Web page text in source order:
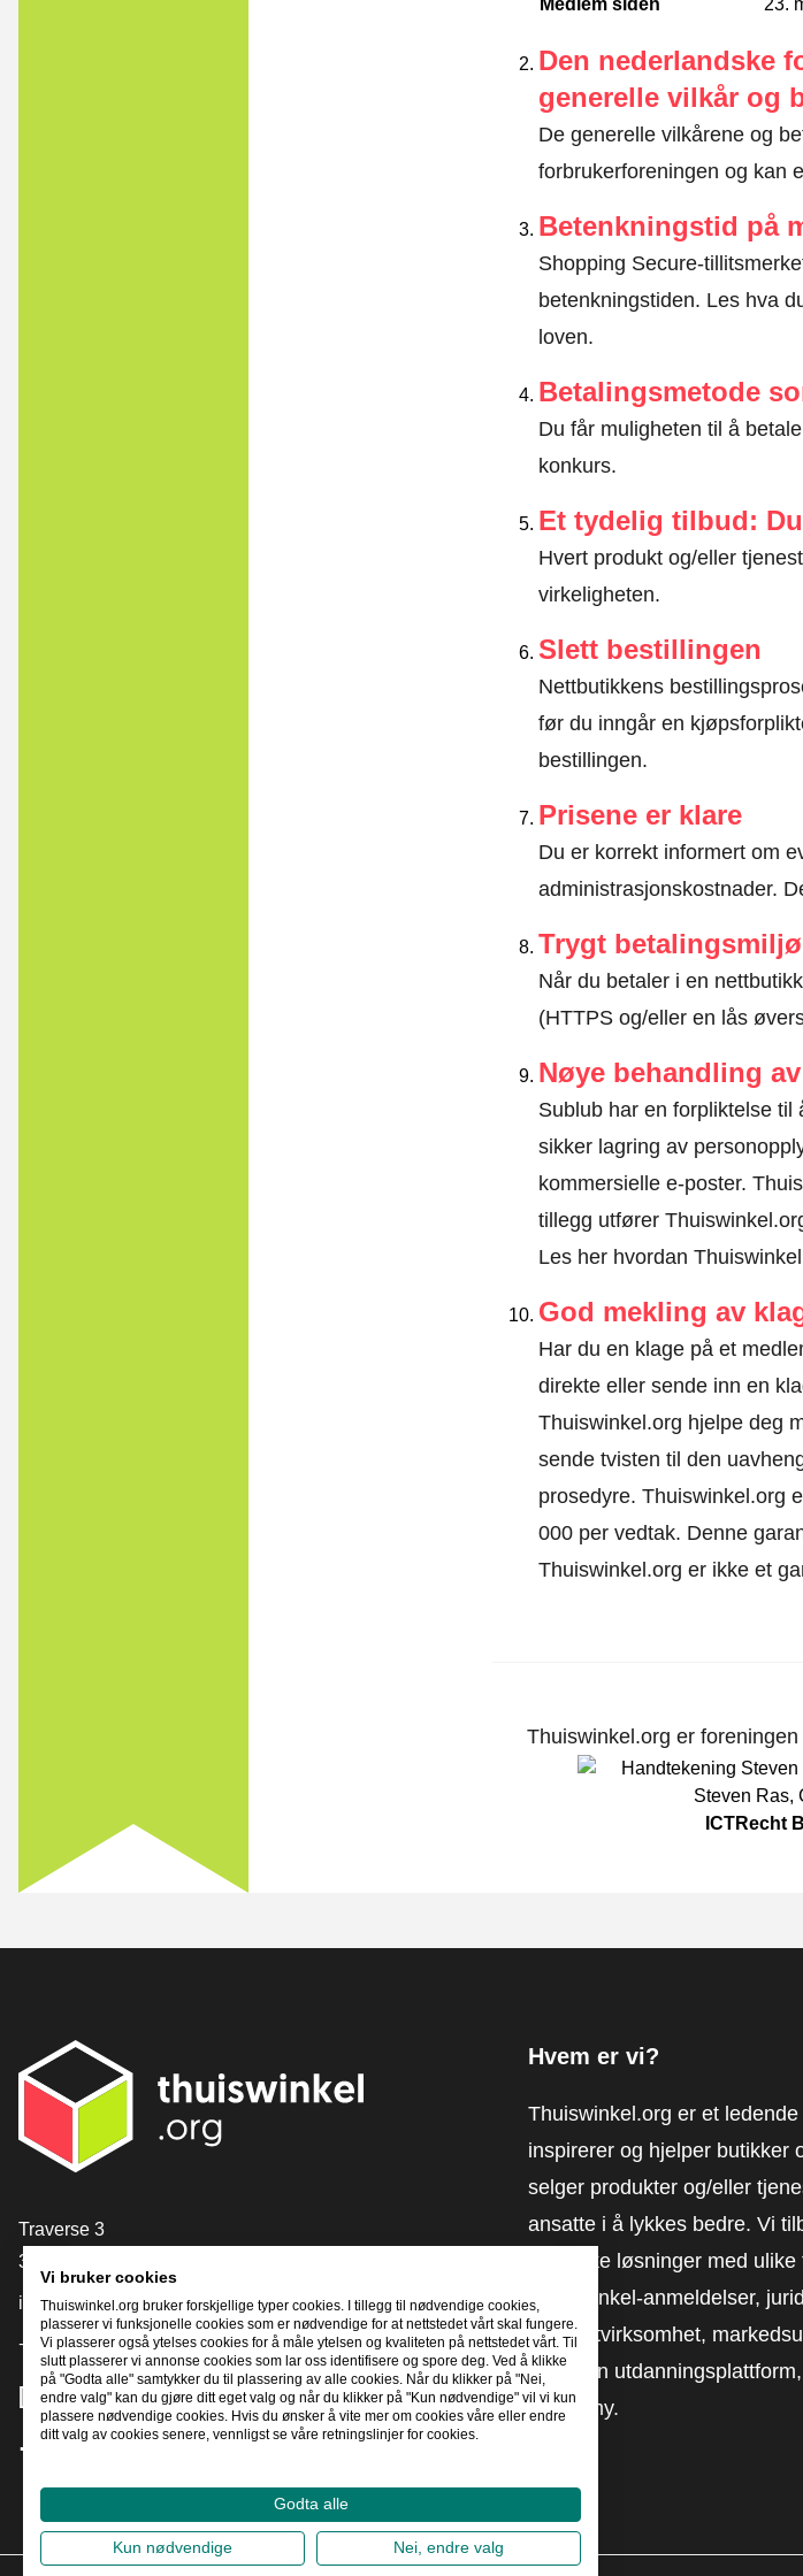
Medlem siden
23.
Den nederlandske
generelle vilkår og
De generelle vilkårene og
forbrukerforeningen og kan
Betenkningstid på
Shopping Secure-
betenkningstiden. Les hva
loven.
Betalingsmetode
Du får muligheten til å
konkurs.
Et tydelig tilbud:
Hvert produkt og/eller
virkeligheten.
Slett bestillingen
Nettbutikkens
før du inngår en
bestillingen.
Prisene er klare
Du er korrekt informert om
administrasjonskostnader.
Trygt betalingsmiljø
Når du betaler i en
(HTTPS og/eller en lås
Nøye behandling
Sublub har en forpliktelse
sikker lagring av
kommersielle e-poster.
tillegg utfører
Les her hvordan
God mekling av
Har du en klage på et
direkte ellersende inn en
Thuiswinkel.org hjelpe deg
sende tvisten til den
prosedyre. Thuiswinkel.org
000 per vedtak. Denne
Thuiswinkel.org er ikke et
Thuiswinkel.org er
Steven Ras,
ICTRecht
[_General:Contact]
Traverse 3
3905 NL Veenendaal
info@thuiswinkel.org
+31 (0)318 64 85 75
[_General:SocialMediaTitle]
Hvem er vi?
Thuiswinkel.org er et
inspirerer og hjelper butikker
selger produkter og/eller
ansatte i å lykkes bedre. Vi
praktiske løsninger med
Thuiswinkel-anmeldelser,
advokatvirksomhet,
vår egen
Academy.
Vi bruker cookies
Thuiswinkel.org bruker forskjellige typer cookies. I tillegg til nødvendige cookies,
plasserer vi funksjonelle cookies som er nødvendige for at nettstedet vårt skal fungere.
Vi plasserer også ytelses cookies for å måle ytelsen og kvaliteten på nettstedet vårt. Til
slutt plasserer vi annonse cookies som lar oss identifisere og spore deg. Ved å klikke
på "Godta alle" samtykker du til plassering av alle cookies. Når du klikker på "Nei,
endre valg" kan du gjøre ditt eget valg og når du klikker på "Kun nødvendige" vil vi kun
plassere nødvendige cookies. Hvis du ønsker å vite mer om cookies våre eller endre
ditt valg av cookies senere, vennligst se våre retningslinjer for cookies.
Godta alle
Kun nødvendige Nei, endre valg